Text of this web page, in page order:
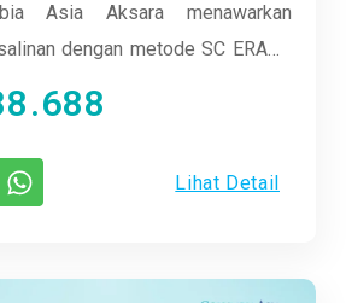
Asia Aksara menawarkan
dengan metode SC ERACS
dan berkualitas. Kami
protokol mutakhir untuk
memastikan keselamatan,
dan mengurangi rasa
Lihat Detail